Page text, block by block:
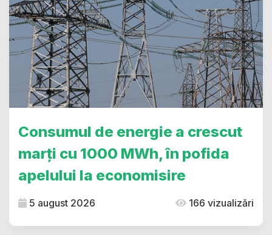
Consumul de energie a crescut
marți cu 1000 MWh, în pofida
apelului la economisire
5 august 2026 166 vizualizări